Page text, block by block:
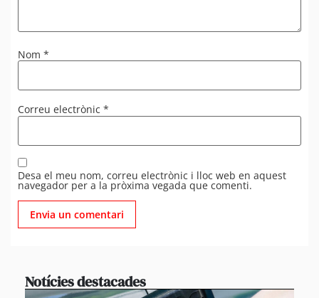
Nom *
Correu electrònic *
Desa el meu nom, correu electrònic i lloc web en aquest
navegador per a la pròxima vegada que comenti.
Notícies destacades